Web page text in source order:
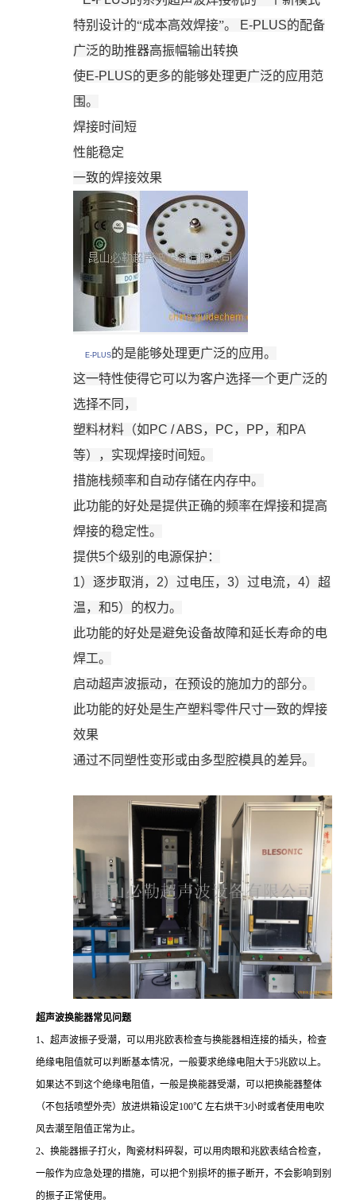
特别设计的“成本高效焊接”。 E-PLUS的配备
广泛的助推器高振幅输出转换
使E-PLUS的更多的能够处理更广泛的应用范
围。
焊接时间短
性能稳定
一致的焊接效果
E-PLUS的是能够处理更广泛的应用。
这一特性使得它可以为客户选择一个更广泛的
选择不同，
塑料材料（如 PC / ABS， PC， PP，和 PA
等），实现焊接时间短。
措施栈频率和自动存储在内存中。
此功能的好处是提供正确的频率在焊接和提高
焊接的稳定性。
提供5个级别的电源保护：
1）逐步取消， 2）过电压， 3）过电流， 4）超
温，和5）的权力。
此功能的好处是避免设备故障和延长寿命的电
焊工。
启动超声波振动，在预设的施加力的部分。
此功能的好处是生产塑料零件尺寸一致的焊接
效果
通过不同塑性变形或由多型腔模具的差异。
超声波换能器常见问题
1、超声波振子受潮，可以用兆欧表检查与换能器相连接的插头，检查
绝缘电阻值就可以判断基本情况，一般要求绝缘电阻大于5兆欧以上。
如果达不到这个绝缘电阻值，一般是换能器受潮，可以把换能器整体
（不包括喷塑外壳）放进烘箱设定100℃ 左右烘干3小时或者使用电吹
风去潮至阻值正常为止。
2、换能器振子打火，陶瓷材料碎裂，可以用肉眼和兆欧表结合检查，
一般作为应急处理的措施，可以把个别损坏的振子断开，不会影响到别
的振子正常使用。